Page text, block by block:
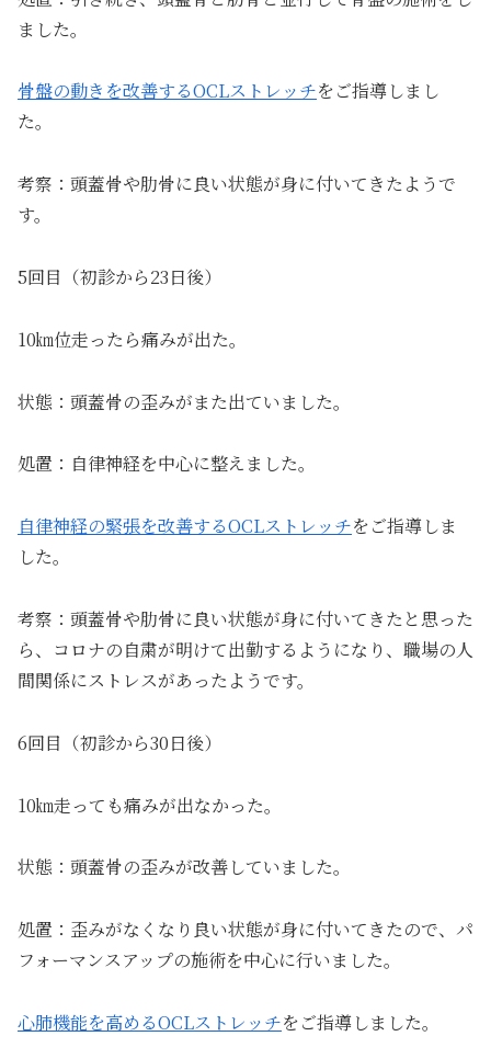
ました。
骨盤の動きを改善するOCLストレッチをご指導しまし
た。
考察：頭蓋骨や肋骨に良い状態が身に付いてきたようで
す。
5回目（初診から23日後）
10㎞位走ったら痛みが出た。
状態：頭蓋骨の歪みがまた出ていました。
処置：自律神経を中心に整えました。
自律神経の緊張を改善するOCLストレッチをご指導しま
した。
考察：頭蓋骨や肋骨に良い状態が身に付いてきたと思った
ら、コロナの自粛が明けて出勤するようになり、職場の人
間関係にストレスがあったようです。
6回目（初診から30日後）
10㎞走っても痛みが出なかった。
状態：頭蓋骨の歪みが改善していました。
処置：歪みがなくなり良い状態が身に付いてきたので、パ
フォーマンスアップの施術を中心に行いました。
心肺機能を高めるOCLストレッチをご指導しました。